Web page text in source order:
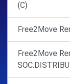
(C)
Free2Move
Free2Move